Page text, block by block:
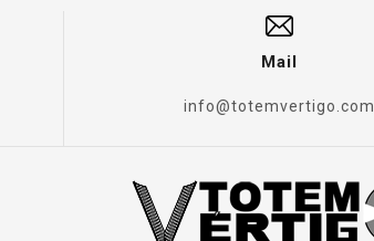
Mail
info@totemvertigo.com